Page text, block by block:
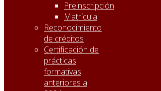
Preinscripción
Matrícula
Reconocimiento
de créditos
Certificación de
prácticas
formativas
anteriores a